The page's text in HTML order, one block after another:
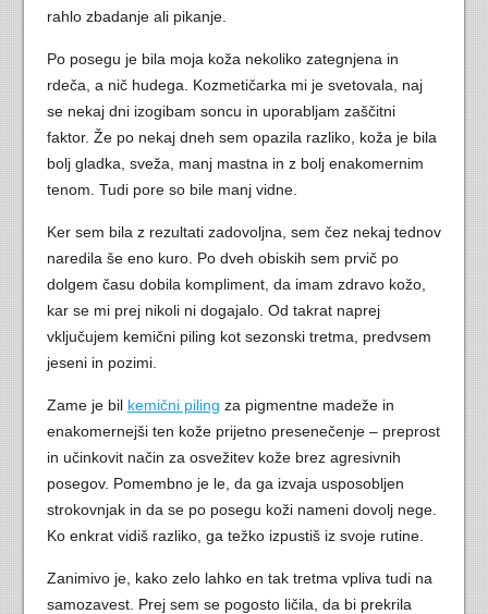
rahlo zbadanje ali pikanje.
Po posegu je bila moja koža nekoliko zategnjena in
rdeča, a nič hudega. Kozmetičarka mi je svetovala, naj
se nekaj dni izogibam soncu in uporabljam zaščitni
faktor. Že po nekaj dneh sem opazila razliko, koža je bila
bolj gladka, sveža, manj mastna in z bolj enakomernim
tenom. Tudi pore so bile manj vidne.
Ker sem bila z rezultati zadovoljna, sem čez nekaj tednov
naredila še eno kuro. Po dveh obiskih sem prvič po
dolgem času dobila kompliment, da imam zdravo kožo,
kar se mi prej nikoli ni dogajalo. Od takrat naprej
vključujem kemični piling kot sezonski tretma, predvsem
jeseni in pozimi.
Zame je bil kemični piling za pigmentne madeže in
enakomernejši ten kože prijetno presenečenje – preprost
in učinkovit način za osvežitev kože brez agresivnih
posegov. Pomembno je le, da ga izvaja usposobljen
strokovnjak in da se po posegu koži nameni dovolj nege.
Ko enkrat vidiš razliko, ga težko izpustiš iz svoje rutine.
Zanimivo je, kako zelo lahko en tak tretma vpliva tudi na
samozavest. Prej sem se pogosto ličila, da bi prekrila